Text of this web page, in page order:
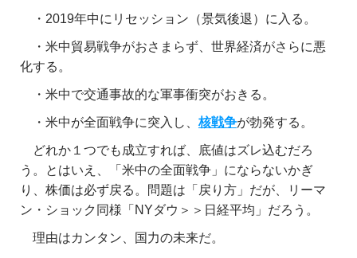
・2019年中にリセッション（景気後退）に入る。
・米中貿易戦争がおさまらず、世界経済がさらに悪
化する。
・米中で交通事故的な軍事衝突がおきる。
・米中が全面戦争に突入し、 核戦争が勃発する。
どれか１つでも成立すれば、底値はズレ込むだろ
う。とはいえ、「米中の全面戦争」にならないかぎ
り、株価は必ず戻る。問題は「戻り方」だが、リーマ
ン・ショック同様「NYダウ＞＞日経平均」だろう。
理由はカンタン、国力の未来だ。